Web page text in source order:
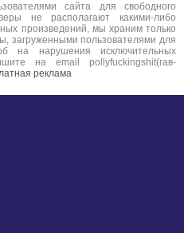
сайта для свободного
не располагают какими-либо
произведений, мы храним только
загруженными пользователями для
на нарушения исключительных
на email pollyfuckingshit(гав-
реклама